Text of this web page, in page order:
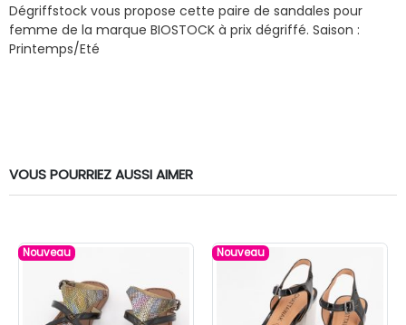
Dégriffstock vous propose cette paire de sandales pour
femme de la marque BIOSTOCK à prix dégriffé. Saison :
Printemps/Eté
VOUS POURRIEZ AUSSI AIMER
Nouveau Nouveau